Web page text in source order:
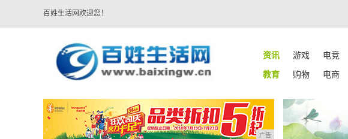
百姓生活网欢迎您！
资讯 游戏 电竞
教育
购物 电商
广告